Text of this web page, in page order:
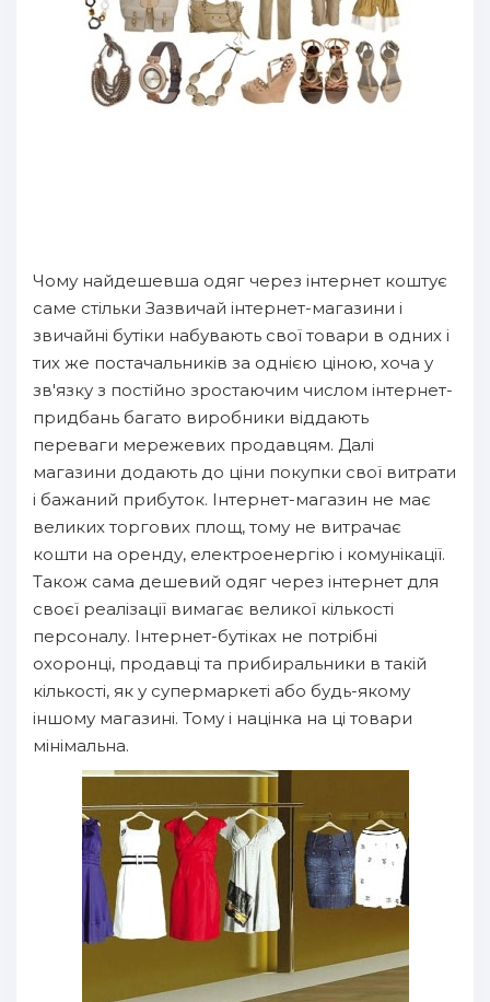
Чому найдешевша одяг через інтернет коштує
саме стільки Зазвичай інтернет-магазини і
звичайні бутіки набувають свої товари в одних і
тих же постачальників за однією ціною, хоча у
зв'язку з постійно зростаючим числом інтернет-
придбань багато виробники віддають
переваги мережевих продавцям. Далі
магазини додають до ціни покупки свої витрати
і бажаний прибуток. Інтернет-магазин не має
великих торгових площ, тому не витрачає
кошти на оренду, електроенергію і комунікації.
Також сама дешевий одяг через інтернет для
своєї реалізації вимагає великої кількості
персоналу. Інтернет-бутіках не потрібні
охоронці, продавці та прибиральники в такій
кількості, як у супермаркеті або будь-якому
іншому магазині. Тому і націнка на ці товари
мінімальна.